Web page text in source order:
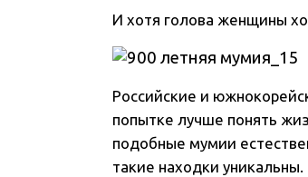
И хотя голова женщины
Российские и
попытке лучше понять
подобные мумии
такие находки уникальны.